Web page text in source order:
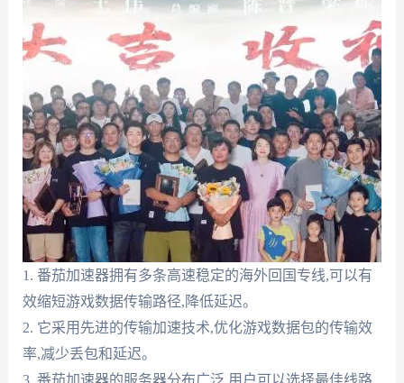
1. 番茄加速器拥有多条高速稳定的海外回国专线,可以有
效缩短游戏数据传输路径,降低延迟。
2. 它采用先进的传输加速技术,优化游戏数据包的传输效
率,减少丢包和延迟。